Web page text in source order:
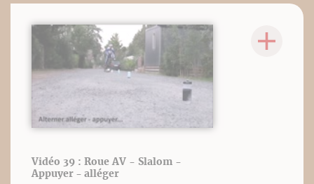
Vidéo 39 : Roue AV - Slalom -
Appuyer - alléger